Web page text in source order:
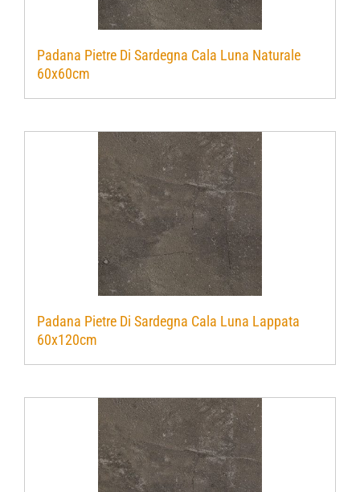
Padana Pietre Di Sardegna Cala Luna Naturale
60x60cm
Padana Pietre Di Sardegna Cala Luna Lappata
60x120cm